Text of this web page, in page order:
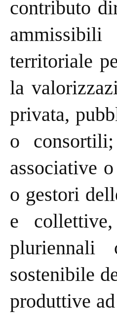
contributo
territoriale
la
privata,
o
associative
o gestori
e
pluriennali
sostenibile
produttive